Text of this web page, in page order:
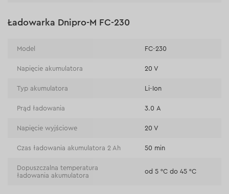
Ładowarka Dnipro-M FC-230
Model FC-230
Napięcie akumulatora 20 V
Typ akumulatora Li-Ion
Prąd ładowania 3.0 А
Napięcie wyjściowe 20 V
Czas ładowania akumulatora 2 Ah 50 min
Dopuszczalna temperatura
ładowania akumulatora
od 5 °C do 45 °C